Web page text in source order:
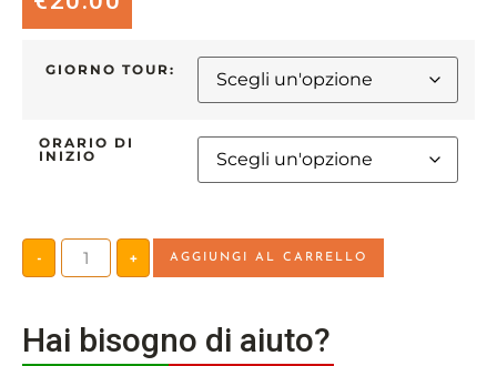
GIORNO TOUR:
ORARIO DI
INIZIO
- + AGGIUNGI AL CARRELLO
Hai bisogno di aiuto?